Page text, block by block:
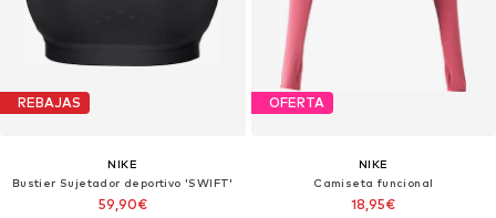
REBAJAS
NIKE
Bustier Sujetador deportivo 'SWIFT'
59,90€
OFERTA
NIKE
Camiseta funcional
18,95€